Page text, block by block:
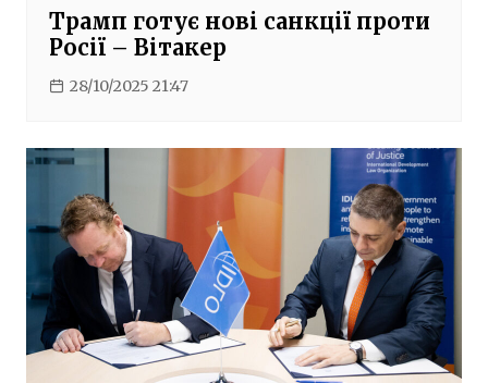
Трамп готує нові санкції проти
Росії – Вітакер
28/10/2025 21:47